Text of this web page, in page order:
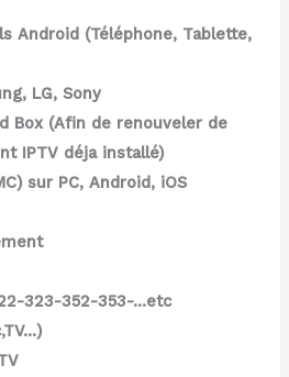
Android (Téléphone, Tablette,
LG, Sony
Box (Afin de renouveler de
IPTV déja installé)
sur PC, Android, iOS
323-352-353-…etc